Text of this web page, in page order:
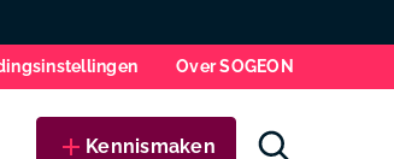
Over SOGEON
Kennismaken